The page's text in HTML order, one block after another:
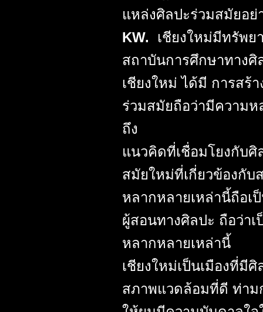
แหล่งศิลปะร่วมสมัยอย่
KW. เชียงใหม่มีทรัพย
สถาบันการศึกษาทางศิ
เชียงใหม่ ได้มี การสร้
ร่วมสมัยถือว่ามีความห
ถึง
แนวคิดที่เชื่อมโยงกับ
สมัยใหม่ที่เกี่ยวข้องกั
หลากหลายเหล่านี้ถือเ
ผู้สอนทางศิลปะ ถือว่า
หลากหลายเหล่านี้
เชียงใหม่เป็นเมืองที่มี
สภาพแวดล้อมที่ดี ท่าม